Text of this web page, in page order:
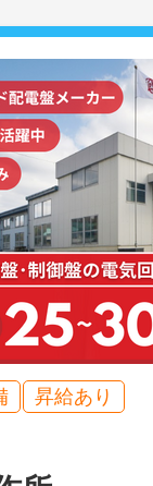
昇給あり